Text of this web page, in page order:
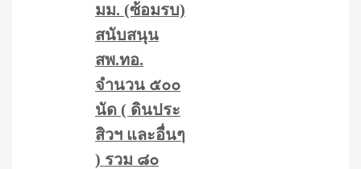
มม. (ซ้อมรบ)
สนับสนุน
สพ.ทอ.
จำนวน ๕๐๐
นัด ( ดินประ
สิวฯ และอื่นๆ
) รวม ๘๐